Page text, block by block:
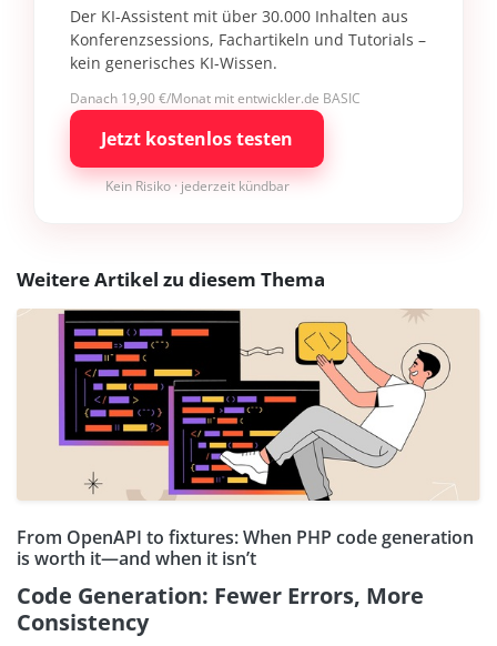
Der KI-Assistent mit über 30.000 Inhalten aus
Konferenzsessions, Fachartikeln und Tutorials –
kein generisches KI-Wissen.
Danach 19,90 €/Monat mit entwickler.de BASIC
Jetzt kostenlos testen
Kein Risiko · jederzeit kündbar
Weitere Artikel zu diesem Thema
From OpenAPI to fixtures: When PHP code generation
is worth it—and when it isn’t
Code Generation: Fewer Errors, More
Consistency